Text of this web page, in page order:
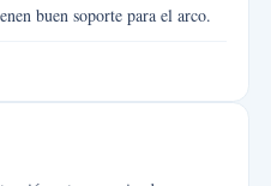
buen soporte para el arco.